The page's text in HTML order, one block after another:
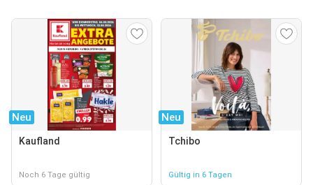
Neu
Kaufland
Noch 6 Tage gültig
Neu
Tchibo
Gültig in 6 Tagen